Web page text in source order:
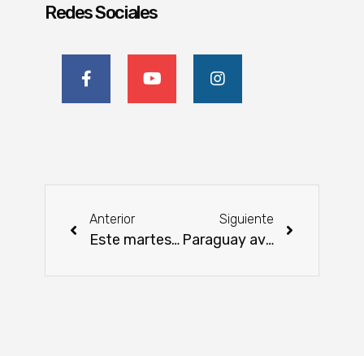
Redes Sociales
Anterior
Este martes presentarán la Jornada Latinoamericana de Apicultura en Paraguay
Siguiente
Paraguay avanza hacia un acuerdo sobre la tarifa de Itaipu